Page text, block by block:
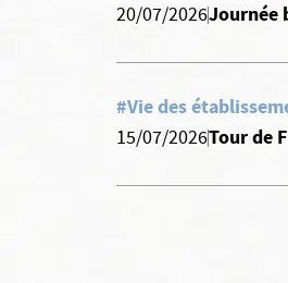
20/07/2026Journée
#Vie des
15/07/2026Tour de